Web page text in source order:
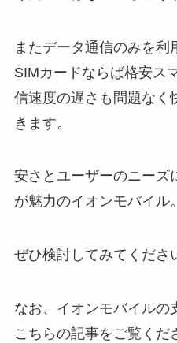
またデータ通信のみを
SIMカードならば格安ス
信速度の遅さも問題なく
きます。
安さとユーザーのニーズ
が魅力のイオンモバイル。
ぜひ検討してみてくださ
なお、イオンモバイルの
こちらの記事をご覧くだ